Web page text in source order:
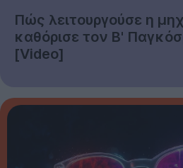
Πώς λειτουργούσε η
καθόρισε τον Β'
[Video]